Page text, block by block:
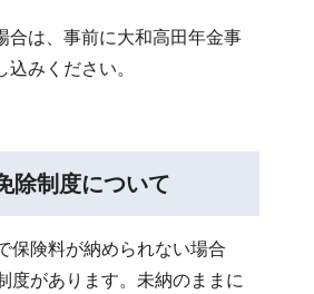
合は、事前に大和高田年金事
込みください。
除制度について
保険料が納められない場合
度があります。未納のままに